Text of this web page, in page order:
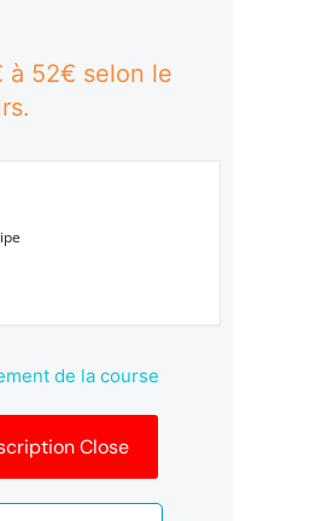
à 52€ selon le
de la course
Close